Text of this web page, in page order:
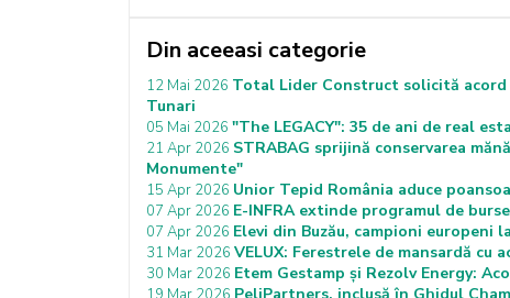
Din aceeasi categorie
12 Mai 2026 Total Lider Construct solicită
Tunari
05 Mai 2026 "The LEGACY": 35 de ani de real
21 Apr 2026 STRABAG sprijină conservarea
Monumente"
15 Apr 2026 Unior Tepid România aduce
07 Apr 2026 E-INFRA extinde programul de
07 Apr 2026 Elevi din Buzău, campioni europeni
31 Mar 2026 VELUX: Ferestrele de mansardă
30 Mar 2026 Etem Gestamp și Rezolv Energy: